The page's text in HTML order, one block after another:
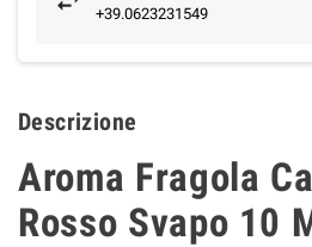
+39.0623231549
Descrizione
Aroma Fragola
Rosso Svapo 10